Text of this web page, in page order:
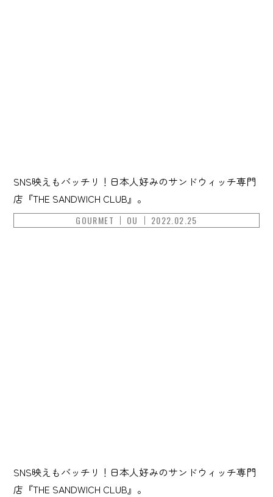
SNS映えもバッチリ！日本人好みのサンドウィッチ専門
店『THE SANDWICH CLUB』。
GOURMET OU 2022.02.25
SNS映えもバッチリ！日本人好みのサンドウィッチ専門
店『THE SANDWICH CLUB』。